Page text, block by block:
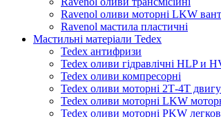
Ravenol оливи моторні LKW
Ravenol мастила пластичні
Мастильні матеріали Tedex
Tedex антифризи
Tedex оливи гідравлічні HLP и
Tedex оливи компресорні
Tedex оливи моторні 2Т-4Т
Tedex оливи моторні LKW
Tedex оливи моторні PKW